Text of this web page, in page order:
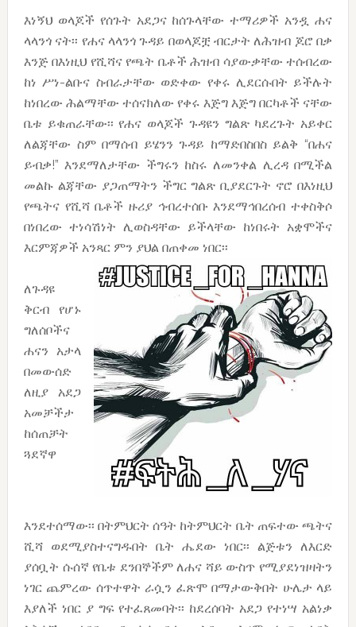
እነኝህ ወላጆች የሰጉት አደጋና ከሰጉላቸው ተማሪዎች አንዷ ሐና
ላላንጎ ናት፡፡ የሐና ላላንጎ ጉዳይ በወላጆቿ ብርታት ለሕዝብ ጆሮ በቃ
እንጅ በእነዚህ የሺሻና የጫት ቤቶች ሕዝብ ሳያውቃቸው ተሰብረው
ከነ ሥነ-ልቡና ስብራታቸው ወድቀው የቀሩ ሊደርሱበት ይችሉት
ከነበረው ሕልማቸው ተሰናክለው የቀሩ እጅግ እጅግ በርካቶች ናቸው
ቤቱ ይቁጠራቸው፡፡ የሐና ወላጆች ጉዳዩን ግልጽ ካደረጉት አይቀር
ለልጃቸው ስም በማሰብ ይሄንን ጉዳይ ከማድበስበስ ይልቅ “በሐና
ይብቃ!” እንደማለታቸው ችግሩን ከስሩ ለመንቀል ሊረዳ በሚችል
መልኩ ልጃቸው ያጋጠማትን ችግር ግልጽ ቢያደርጉት ኖሮ በእነዚህ
የጫትና የሺሻ ቤቶች ዙሪያ ኅብረተሰቡ እንደማኅበረሰብ ተቀስቅሶ
በነበረው ተነሳሽነት ሊወስዳቸው ይችላቸው ከነበሩት አቋሞችና
እርምጃዎች አንጻር ምን ያህል በጠቀመ ነበር፡፡
ለጉዳዩ
ቅርብ የሆኑ
ግለሰቦችና
ሐናን አታላ
በመውሰድ
ለዚያ አደጋ
አመቻችታ
ከሰጠቻት
ጓደኛዋ
እንደተሰማው፡፡ በትምህርት ሰዓት ከትምህርት ቤት ጠፍተው ጫትና
ሺሻ ወደሚያስተናግዱበት ቤት ሔደው ነበር፡፡ ልጅቱን ለእርድ
ያሰቧት ሱሰኛ የቤቱ ደንበኞችም ለሐና ሻይ ውስጥ የሚያደነዝዛትን
ነገር ጨምረው ሰጥተዋት ራሷን ፈጽሞ በማታውቅበት ሁሌታ ላይ
እያለች ነበር ያ ግፍ የተፈጸመባት፡፡ ከደረሰባት አደጋ የተነሣ አልነቃ